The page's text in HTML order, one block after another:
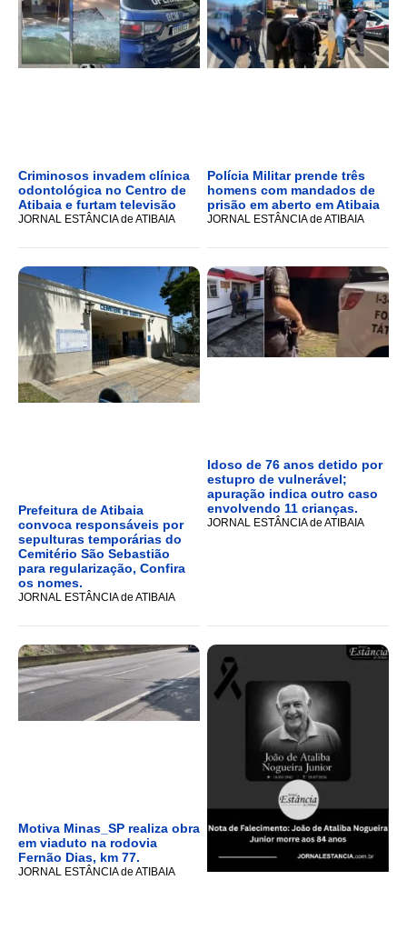
Criminosos invadem clínica
odontológica no Centro de
Atibaia e furtam televisão
JORNAL ESTÂNCIA de ATIBAIA
Polícia Militar prende três
homens com mandados de
prisão em aberto em Atibaia
JORNAL ESTÂNCIA de ATIBAIA
Prefeitura de Atibaia
convoca responsáveis por
sepulturas temporárias do
Cemitério São Sebastião
para regularização, Confira
os nomes.
JORNAL ESTÂNCIA de ATIBAIA
Idoso de 76 anos detido por
estupro de vulnerável;
apuração indica outro caso
envolvendo 11 crianças.
JORNAL ESTÂNCIA de ATIBAIA
Motiva Minas_SP realiza obra
em viaduto na rodovia
Fernão Dias, km 77.
JORNAL ESTÂNCIA de ATIBAIA